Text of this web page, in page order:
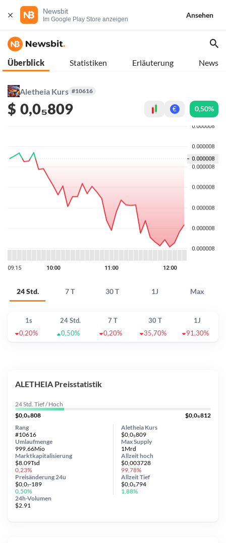
Newsbit
Im Google Play Store anzeigen
Ansehen
Überblick Statistiken Erläuterung News
Aletheia Kurs #10616
$ 0,0₅809 € 0,50%
24 Std. 7 T 30 T 1J Max
1s 24 Std. 7 T 30 T
1J
0,20%
0,50% 0,20% 35,70% 91,30%
ALETHEIA Preisstatistik
24 Std. Tief / Hoch
$0,0₅808
$0,0₅812
Aletheia Kurs
$0,0₅809
Umlaufmenge
999.66Mio
Preisänderung 24u
$0,0₇-189
0,50%
Max Supply
1Mrd
Marktkapitalisierung
$8.09Tsd
0,23%
24h-Volumen
$2.91
Rang
#10616
Allzeithoch
$0,003728
99,78%
AllzeitTief
$0,0₅794
1,88%